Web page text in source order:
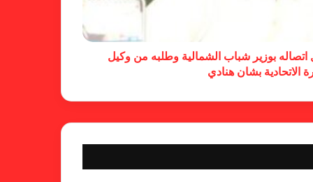
خطوة مريخية جديدة بشأن الشكوى
شكوى الهلال.. خطوة مريخية وغضب
بوزير شباب الشمالية وطلبه من وكيل
الاتحادية بشان هنادي